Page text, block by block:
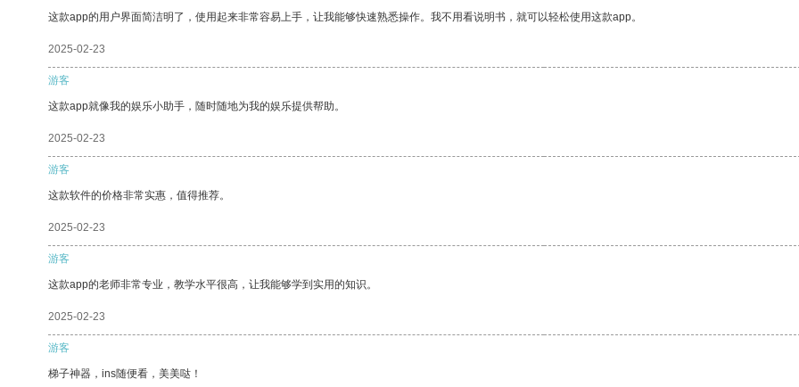
这款app的用户界面简洁明了，使用起来非常容易上手，让我能够快速熟悉操作。我不用看说明书，就可以轻松使用这款app。
2025-02-23
游客
这款app就像我的娱乐小助手，随时随地为我的娱乐提供帮助。
2025-02-23
游客
这款软件的价格非常实惠，值得推荐。
2025-02-23
游客
这款app的老师非常专业，教学水平很高，让我能够学到实用的知识。
2025-02-23
游客
梯子神器，ins随便看，美美哒！